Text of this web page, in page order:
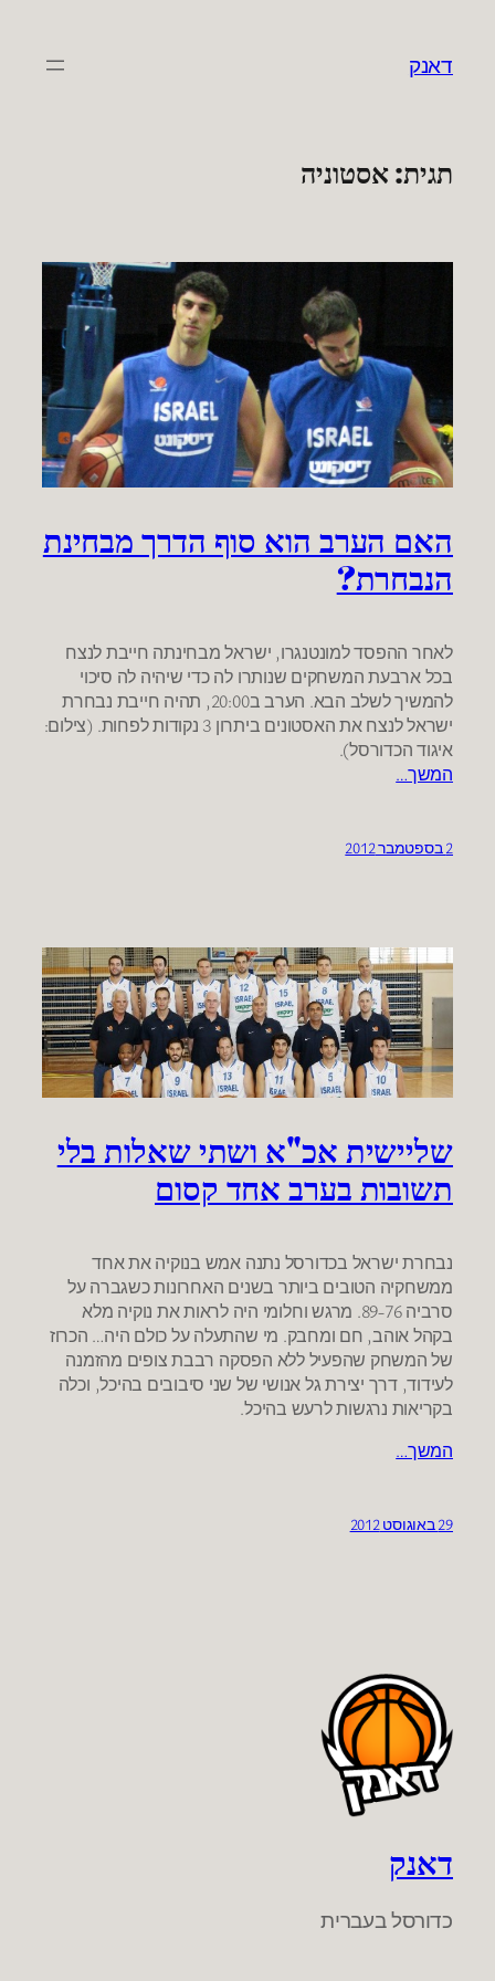
דאנק
תגית:אסטוניה
האם הערב הוא סוף הדרך מבחינת
הנבחרת?
לאחר ההפסד למונטנגרו, ישראל מבחינתה חייבת לנצח
בכל ארבעת המשחקים שנותרו לה כדי שיהיה לה סיכוי
להמשיך לשלב הבא. הערב ב20:00, תהיה חייבת נבחרת
ישראל לנצח את האסטונים ביתרון 3 נקודות לפחות. (צילום:
איגוד הכדורסל).
המשך…
2 בספטמבר 2012
שליישית אכ"א ושתי שאלות בלי
תשובות בערב אחד קסום
נבחרת ישראל בכדורסל נתנה אמש בנוקיה את אחד
ממשחקיה הטובים ביותר בשנים האחרונות כשגברה על
סרביה 89-76. מרגש וחלומי היה לראות את נוקיה מלא
בקהל אוהב, חם ומחבק. מי שהתעלה על כולם היה… הכרוז
של המשחק שהפעיל ללא הפסקה רבבת צופים מהזמנה
לעידוד, דרך יצירת גל אנושי של שני סיבובים בהיכל, וכלה
בקריאות נרגשות לרעש בהיכל.
המשך…
29 באוגוסט 2012
דאנק
כדורסל בעברית